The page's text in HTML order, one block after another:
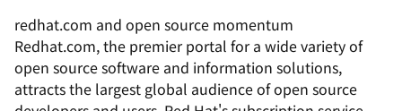
redhat.com and open source momentum
Redhat.com, the premier portal for a wide variety of
open source software and information solutions,
attracts the largest global audience of open source